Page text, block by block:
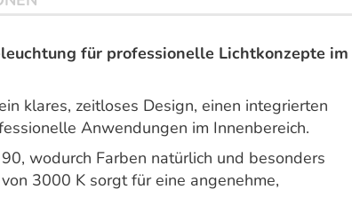
für professionelle Lichtkonzepte im
klares, zeitloses Design, einen integrierten
Anwendungen im Innenbereich.
wodurch Farben natürlich und besonders
3000 K sorgt für eine angenehme,